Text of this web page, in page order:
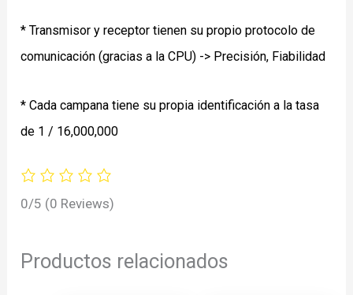
* Transmisor y receptor tienen su propio protocolo de
comunicación (gracias a la CPU) -> Precisión, Fiabilidad
* Cada campana tiene su propia identificación a la tasa
de 1 / 16,000,000
0/5 (0 Reviews)
Productos relacionados